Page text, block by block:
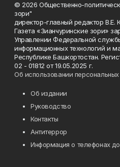
© 2026 Общественно-
зори"
директор-главный редактор В.Е.
Газета «Зианчуринские зори»
Управлении Федеральной
информационных технологий и
Республике Башкортостан.
02 - 01812 от 19.05.2025 г.
Об использовании
Об издании
Руководство
Контакты
Антитеррор
Информация о телефонах